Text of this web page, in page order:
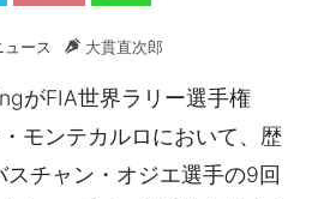
ュース 大貫直次郎
がFIA世界ラリー選手権
・モンテカルロにおいて、歴
チャン・オジエ選手の9回